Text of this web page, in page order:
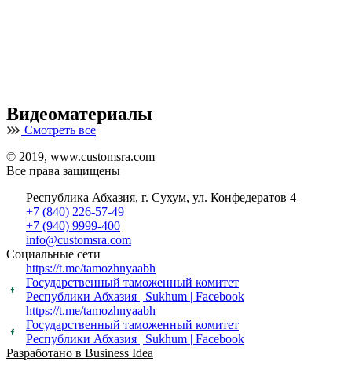
Видеоматериалы
Смотреть все
© 2019, www.customsra.com
Все права защищены
Республика Абхазия, г. Сухум, ул. Конфедератов 4
+7 (840) 226-57-49
+7 (940) 9999-400
info@customsra.com
Социальные сети
https://t.me/tamozhnyaabh
Государственный таможенный комитет
Республики Абхазия | Sukhum | Facebook
https://t.me/tamozhnyaabh
Государственный таможенный комитет
Республики Абхазия | Sukhum | Facebook
Разработано в Business Idea